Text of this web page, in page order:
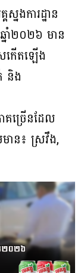
ងការដ្ឋាន
នាំ២០២៦ មាន
កើតឡើង
និង
ច្រើនដែល
ាន៖ ស្រវឹង,